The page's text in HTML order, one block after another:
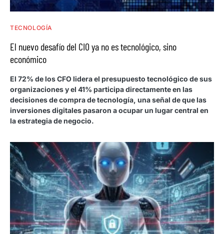
TECNOLOGÍA
El nuevo desafío del CIO ya no es tecnológico, sino
económico
El 72% de los CFO lidera el presupuesto tecnológico de sus
organizaciones y el 41% participa directamente en las
decisiones de compra de tecnología, una señal de que las
inversiones digitales pasaron a ocupar un lugar central en
la estrategia de negocio.